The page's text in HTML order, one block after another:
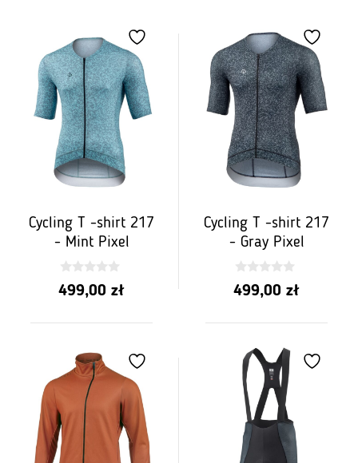
Cycling T -shirt 217
- Mint Pixel
0
z
499,00 zł
Cycling T -shirt 217
- Gray Pixel
0
z
499,00 zł